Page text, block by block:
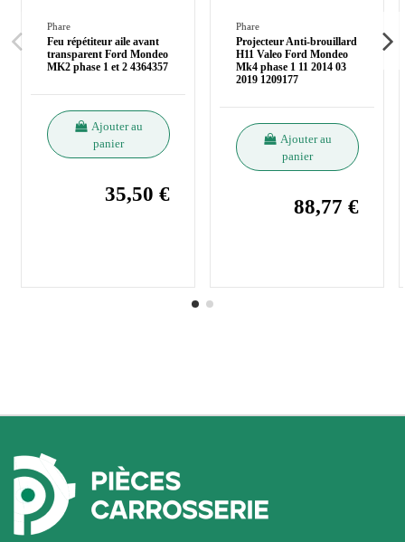
Phare
Feu répétiteur aile avant
transparent Ford Mondeo
MK2 phase 1 et 2 4364357
Ajouter au
panier
35,50 €
Phare
Projecteur Anti-brouillard
H11 Valeo Ford Mondeo
Mk4 phase 1 11 2014 03
2019 1209177
Ajouter au
panier
88,77 €